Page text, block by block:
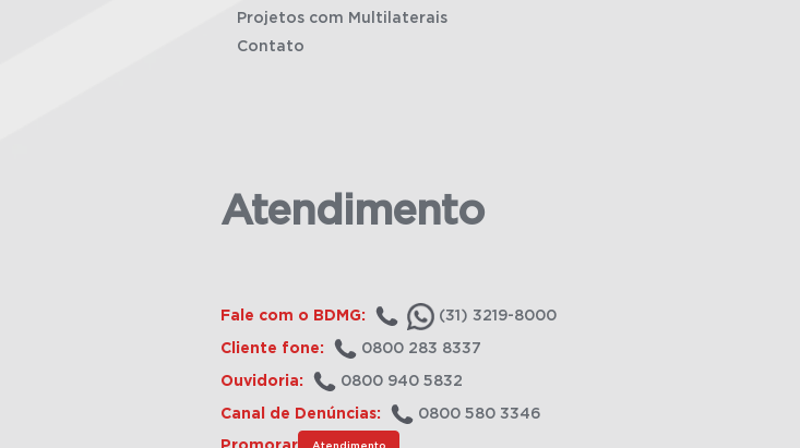
Projetos com Multilaterais
Contato
Atendimento
Fale com o BDMG: (31) 3219-8000
Cliente fone: 0800 283 8337
Ouvidoria: 0800 940 5832
Canal de Denúncias: 0800 580 3346
Atendimento